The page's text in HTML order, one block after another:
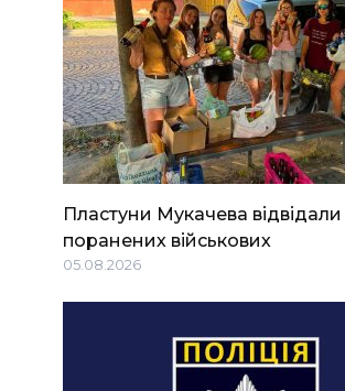
Пластуни Мукачева відвідали
поранених військових
05.08.2026